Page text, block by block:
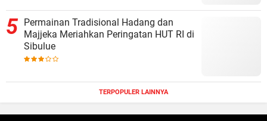
Permainan Tradisional Hadang dan
Majjeka Meriahkan Peringatan HUT RI di
Sibulue
TERPOPULER LAINNYA